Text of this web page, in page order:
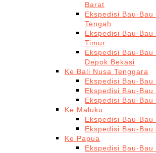
Barat
Ekspedisi Bau-
Tengah
Ekspedisi Bau-
Timur
Ekspedisi Bau-
Depok Bekasi
Ke Bali Nusa Tenggara
Ekspedisi Bau-Bau
Ekspedisi Bau-Bau
Ekspedisi Bau-Bau
Ke Maluku
Ekspedisi Bau-Bau
Ekspedisi Bau-Bau
Ke Papua
Ekspedisi Bau-Bau